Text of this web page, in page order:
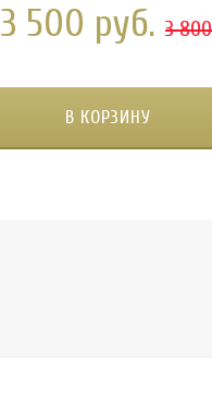
3 500 руб. 3
В КОРЗИНУ